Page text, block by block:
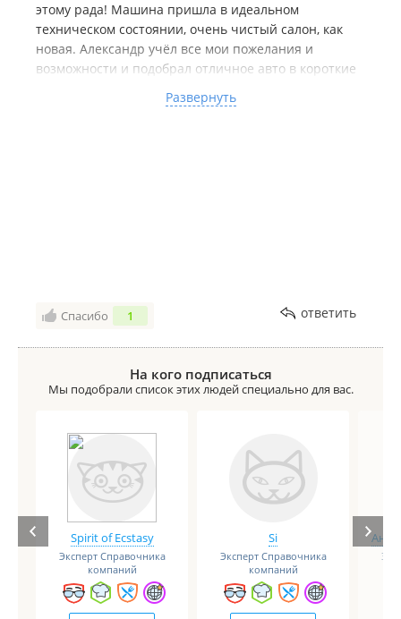
этому рада! Машина пришла в идеальном
техническом состоянии, очень чистый салон, как
новая. Александр учёл все мои пожелания и
возможности и подобрал отличное авто в короткие
объяснял, поддерживал. Профессионал своего дела.
Развернуть
Спасибо 1 ответить
На кого подписаться
Мы подобрали список этих людей специально для вас.
Spirit of Ecstasy
Эксперт Справочника
компаний
Si
Эксперт Справочника
компаний